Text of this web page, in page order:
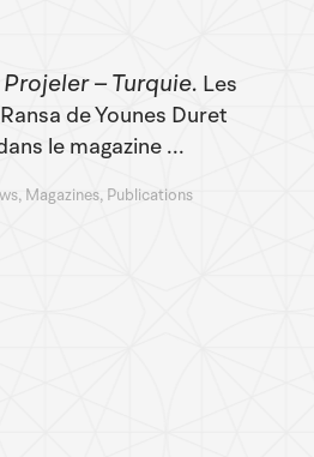
– Turquie Les
de Younes Duret
le magazine ...
Magazines, Publications